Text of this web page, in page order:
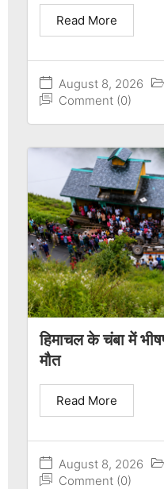
August 8, 2026
Comment (0)
Read More
हिमाचल के चंबा में
मौत
August 8, 2026
Comment (0)
Read More